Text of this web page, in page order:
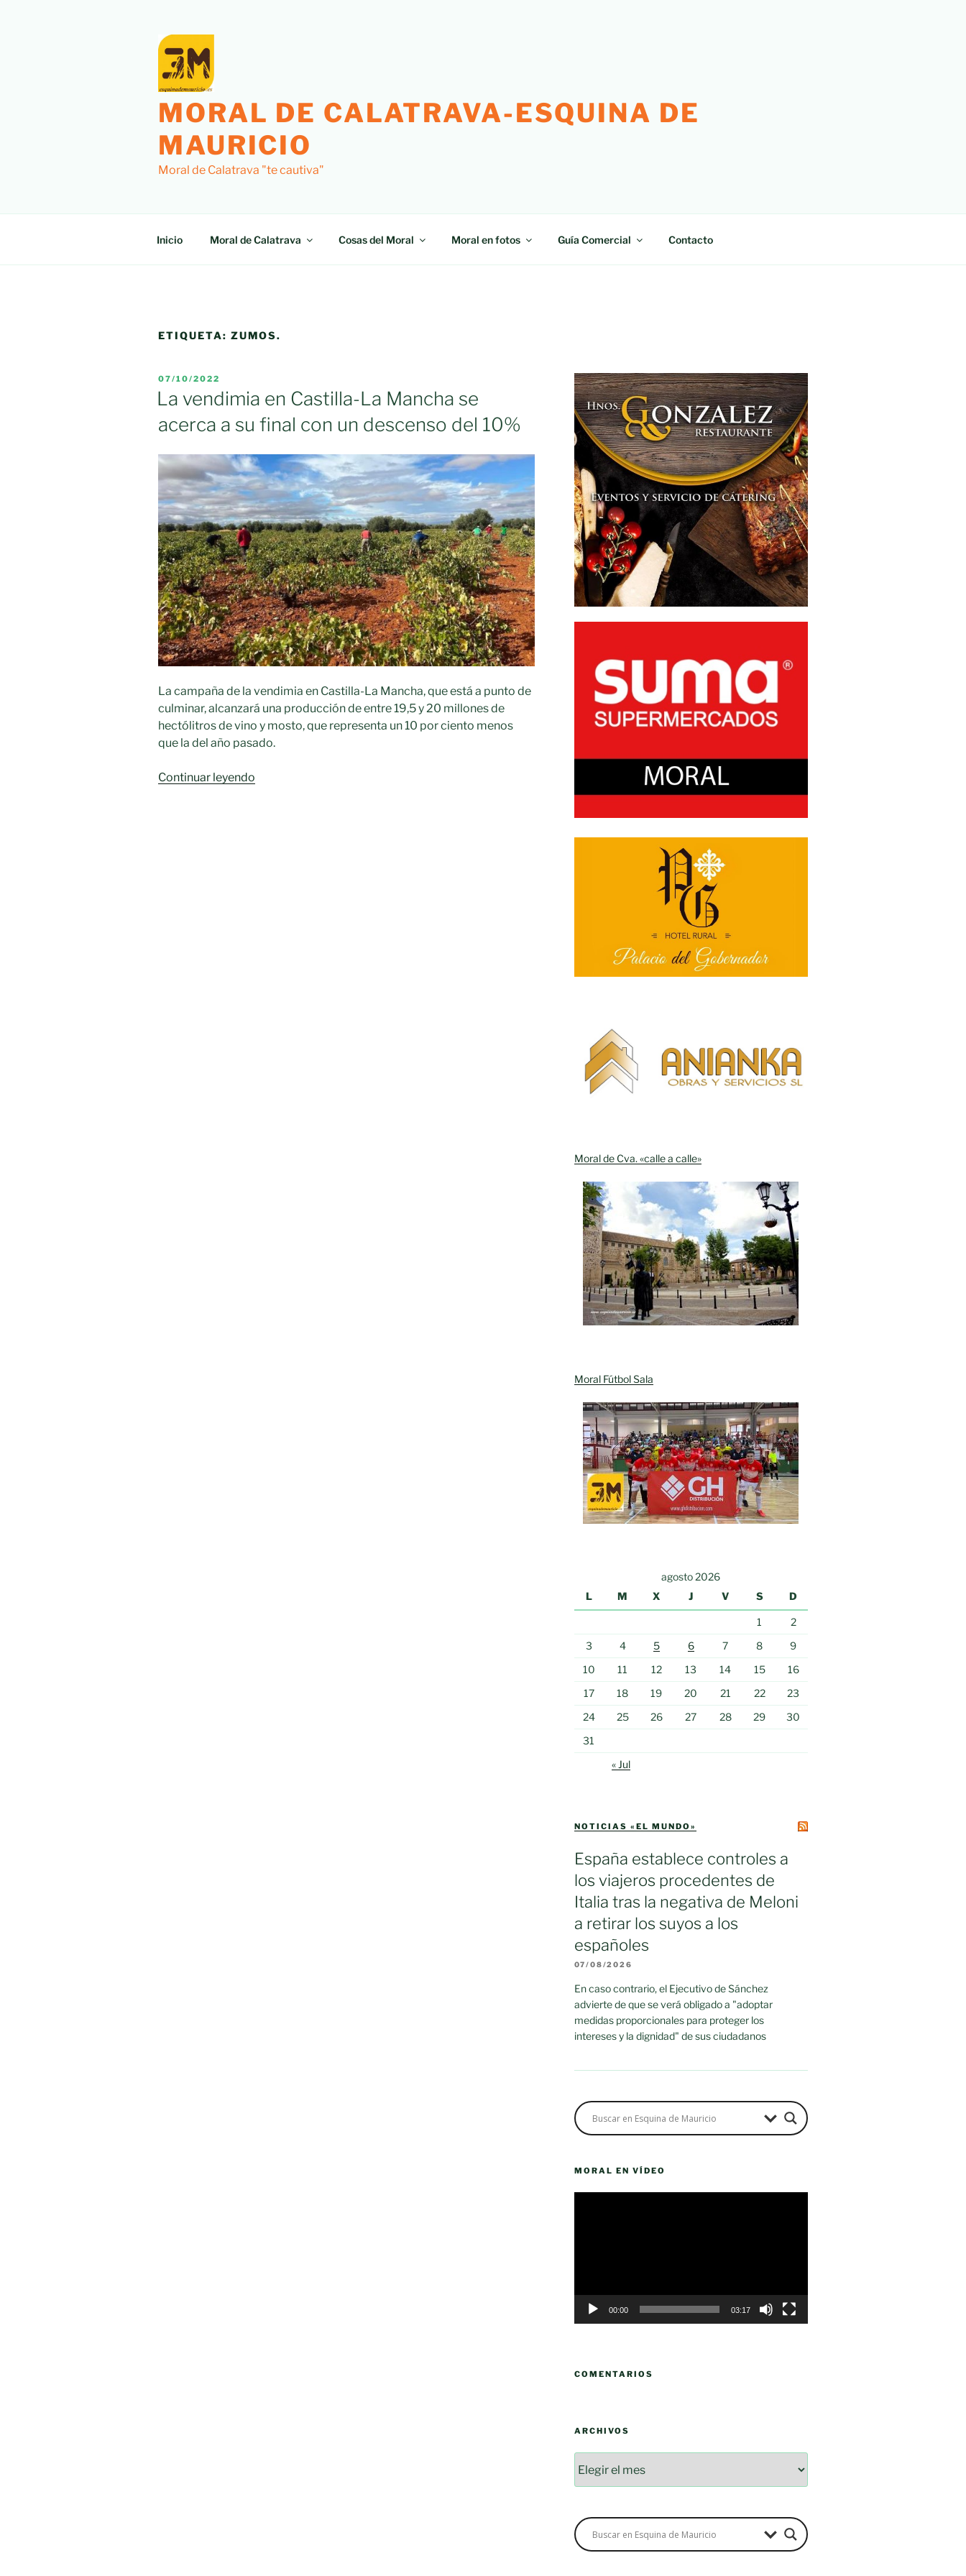
MORAL DE CALATRAVA-ESQUINA DE
MAURICIO
Moral de Calatrava "te cautiva"
Inicio Moral de Calatrava Cosas del Moral Moral en fotos Guía Comercial Contacto
ETIQUETA: ZUMOS.
PUBLICADO
EL
07/10/2022
La vendimia en Castilla-La Mancha se
acerca a su final con un descenso del 10%
La campaña de la vendimia en Castilla-La Mancha, que está a punto de
culminar, alcanzará una producción de entre 19,5 y 20 millones de
hectólitros de vino y mosto, que representa un 10 por ciento menos
que la del año pasado.
Continuar leyendo
Moral de Cva. «calle a calle»
Moral Fútbol Sala
agosto 2026
L
M X J V S D
1
2
3
4 5 6 7 8
9
10
11 12 13 14 15
16
17
18 19 20 21 22
23
24
25 26 27 28 29
30
31
« Jul
NOTICIAS «EL MUNDO»
España establece controles a
los viajeros procedentes de
Italia tras la negativa de Meloni
a retirar los suyos a los
españoles
07/08/2026
En caso contrario, el Ejecutivo de Sánchez
advierte de que se verá obligado a "adoptar
medidas proporcionales para proteger los
intereses y la dignidad" de sus ciudadanos
MORAL EN VÍDEO
00:00 03:17
COMENTARIOS
ARCHIVOS